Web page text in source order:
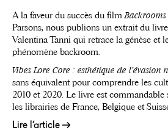
A la faveur du succès du film Backrooms
Parsons, nous publions un extrait du livre
Valentina Tanni qui retrace la génèse et
phénomène backroom.
Vibes Lore Core : esthétique de l’évasion
sans équivalent pour comprendre les
2010 et 2020. Le livre est commandable
les librairies de France, Belgique et
Lire l’article